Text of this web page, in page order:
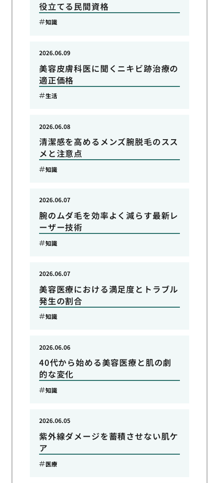
役立てる民間資格
知識
美容皮膚科医に聞くニキビ跡治療の
適正価格
2026.06.09
生活
清潔感を高めるメンズ腕脱毛のスス
メと注意点
2026.06.08
知識
腕のムダ毛を効率よく減らす最新レ
ーザー技術
2026.06.07
知識
美容医療における満足度とトラブル
発生の割合
2026.06.07
知識
40代から始める美容医療と肌の劇
的な変化
2026.06.06
知識
紫外線ダメージを蓄積させない肌ケ
ア
2026.06.05
医療